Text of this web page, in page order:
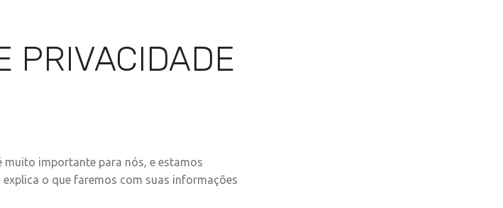
PRIVACIDADE
importante para nós, e estamos
o que faremos com suas informações